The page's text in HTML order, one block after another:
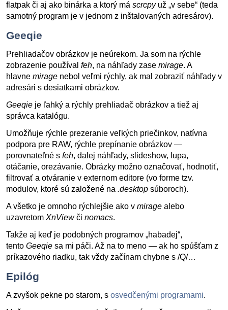
flatpak či aj ako binárka a ktorý má scrcpy už „v sebe“ (teda
samotný program je v jednom z inštalovaných adresárov).
Geeqie
Prehliadačov obrázkov je neúrekom. Ja som na rýchle
zobrazenie používal feh, na náhľady zase mirage. A
hlavne mirage nebol veľmi rýchly, ak mal zobraziť náhľady v
adresári s desiatkami obrázkov.
Geeqie je ľahký a rýchly prehliadač obrázkov a tiež aj
správca katalógu.
Umožňuje rýchle prezeranie veľkých priečinkov, natívna
podpora pre RAW, rýchle prepínanie obrázkov —
porovnateľné s feh, dalej náhľady, slideshow, lupa,
otáčanie, orezávanie. Obrázky možno označovať, hodnotiť,
filtrovať a otváranie v externom editore (vo forme tzv.
modulov, ktoré sú založené na .desktop súboroch).
A všetko je omnoho rýchlejšie ako v mirage alebo
uzavretom XnView či nomacs.
Takže aj keď je podobných programov „habadej“,
tento Geeqie sa mi páči. Až na to meno — ak ho spúšťam z
príkazového riadku, tak vždy začínam chybne s /Q/…
Epilóg
A zvyšok pekne po starom, s osvedčenými programami.